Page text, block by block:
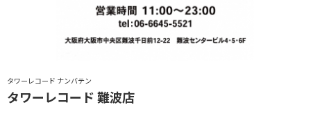
タワーレコード ナンバテン
タワーレコード 難波店